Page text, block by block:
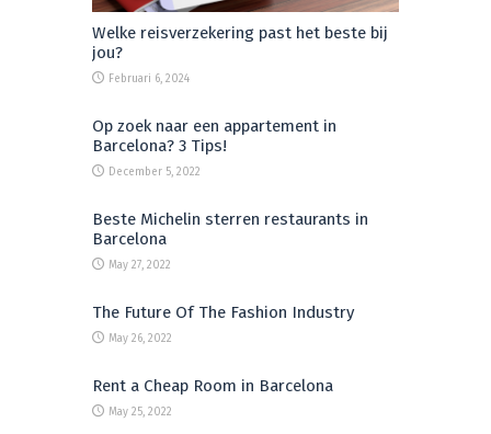
Welke reisverzekering past het beste bij
jou?
Februari 6, 2024
Op zoek naar een appartement in
Barcelona? 3 Tips!
December 5, 2022
Beste Michelin sterren restaurants in
Barcelona
May 27, 2022
The Future Of The Fashion Industry
May 26, 2022
Rent a Cheap Room in Barcelona
May 25, 2022